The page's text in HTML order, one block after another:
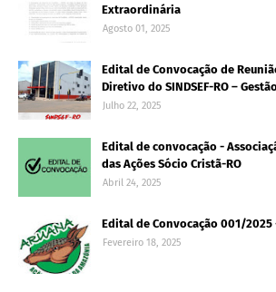
Extraordinária
Agosto 01, 2025
Edital de Convocação de
Diretivo do SINDSEF-RO –
Julho 22, 2025
Edital de convocação -
das Ações Sócio Cristã-RO
Abril 24, 2025
Edital de Convocação 001/2025
Fevereiro 18, 2025